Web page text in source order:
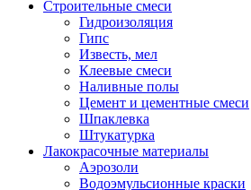
Строительные смеси
Гидроизоляция
Гипс
Известь, мел
Клеевые смеси
Наливные полы
Цемент и цементные смеси
Шпаклевка
Штукатурка
Лакокрасочные материалы
Аэрозоли
Водоэмульсионные краски